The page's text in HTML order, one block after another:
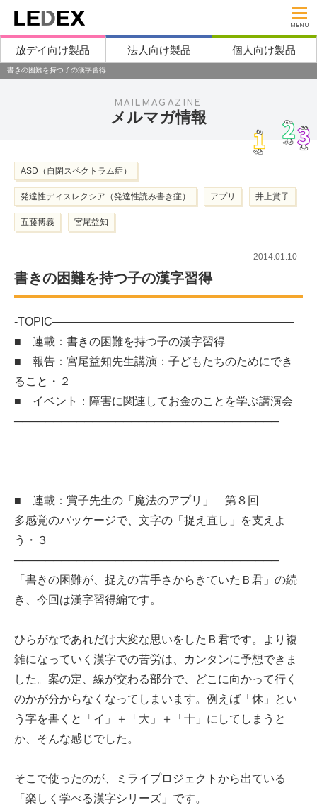
MENU
放デイ向け製品 法人向け製品 個人向け製品
書きの困難を持つ子の漢字習得
MAILMAGAZINE
メルマガ情報
ASD（自閉スペクトラム症）
発達性ディスレクシア（発達性読み書き症） アプリ 井上賞子
五藤博義 宮尾益知
2014.01.10
書きの困難を持つ子の漢字習得
-TOPIC───────────────────────────────
■ 連載：書きの困難を持つ子の漢字習得
■ 報告：宮尾益知先生講演：子どもたちのためにでき
ること・２
■ イベント：障害に関連してお金のことを学ぶ講演会
──────────────────────────────────
■ 連載：賞子先生の「魔法のアプリ」 第８回
多感覚のパッケージで、文字の「捉え直し」を支えよ
う・３
──────────────────────────────────
「書きの困難が、捉えの苦手さからきていたＢ君」の続
き、今回は漢字習得編です。
ひらがなであれだけ大変な思いをしたＢ君です。より複
雑になっていく漢字での苦労は、カンタンに予想できま
した。案の定、線が交わる部分で、どこに向かって行く
のかが分からなくなってしまいます。例えば「休」とい
う字を書くと「イ」＋「大」＋「十」にしてしまうと
か、そんな感じでした。
そこで使ったのが、ミライプロジェクトから出ている
「楽しく学べる漢字シリーズ」です。